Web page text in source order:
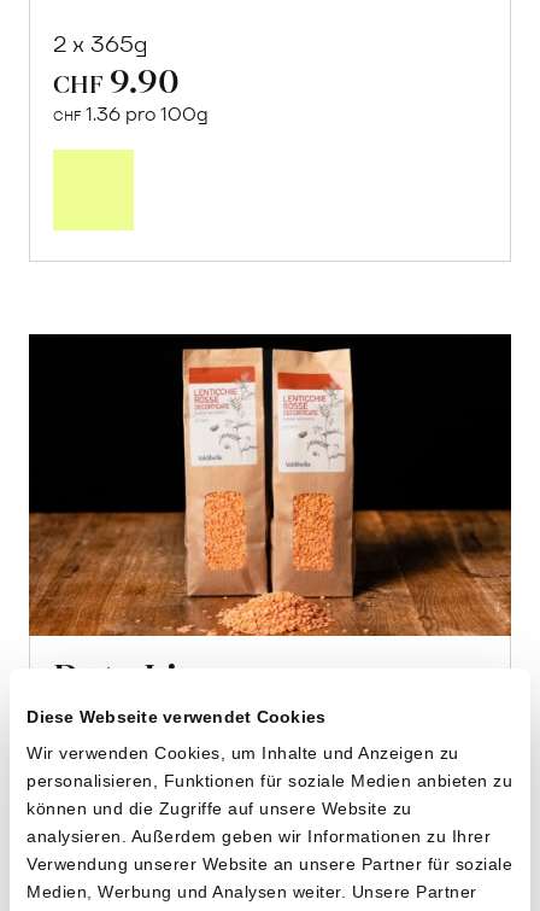
Diese Webseite verwendet Cookies
Wir verwenden Cookies, um Inhalte und Anzeigen zu
personalisieren, Funktionen für soziale Medien anbieten zu
können und die Zugriffe auf unsere Website zu
analysieren. Außerdem geben wir Informationen zu Ihrer
Verwendung unserer Website an unsere Partner für soziale
Medien, Werbung und Analysen weiter. Unsere Partner
2 x 365g
CHF 9.90
CHF 1.36 pro 100g
Rote Linsen
von Cooperativa Valdibella aus Camporeale,
2 x 500g
CHF13.90
CHF 1.39 pro 100g
In